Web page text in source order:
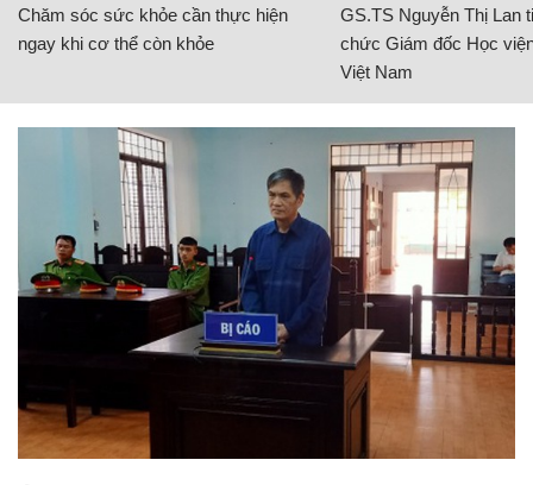
Chăm sóc sức khỏe cần thực hiện
ngay khi cơ thể còn khỏe
GS.TS Nguyễn Thị Lan
chức Giám đốc Học
Việt Nam